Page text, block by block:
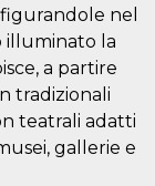
nel
illuminato la
a partire
tradizionali
teatrali adatti
gallerie e
Vencimiento
4 semanas 2
días
Cookie
de
usuario.
ser de